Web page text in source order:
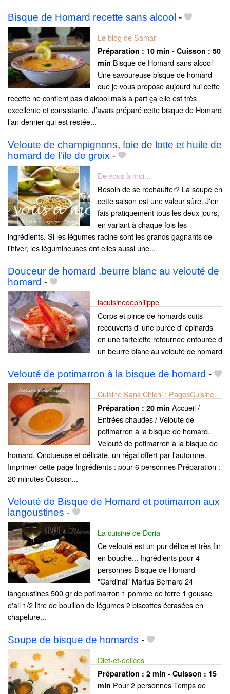
Bisque de Homard recette sans alcool -
Le blog de Samar
Préparation : 10 min - Cuisson : 50
min Bisque de Homard sans alcool
Une savoureuse bisque de homard
que je vous propose aujourd’hui cette
recette ne contient pas d’alcool mais à part ça elle est très
excellente et consistante. J’avais préparé cette bisque de Homard
l’an dernier qui est restée...
Veloute de champignons, foie de lotte et huile de
homard de l'ile de groix -
De vous à moi...
Besoin de se réchauffer? La soupe en
cette saison est une valeur sûre. J'en
fais pratiquement tous les deux jours,
en variant à chaque fois les
ingrédients. Si les légumes racine sont les grands gagnants de
l'hiver, les légumineuses ont elles aussi une...
Douceur de homard ,beurre blanc au velouté de
homard -
lacuisinedephilippe
Corps et pince de homards cuits
recouverts d' une purée d' épinards
en une tartelette retournée entourée d
un beurre blanc au velouté de homard
Velouté de potimarron à la bisque de homard -
Cuisine Sans Chichi : PagesCuisine
Préparation : 20 min Accueil /
Entrées chaudes / Velouté de
potimarron à la bisque de homard.
Velouté de potimarron à la bisque de
homard. Onctueuse et délicate, un régal offert par l'automne.
Imprimer cette page Ingrédients : pour 6 personnes Préparation :
20 minutes Cuisson...
Velouté de Bisque de Homard et potimarron aux
langoustines -
La cuisine de Doria
Ce velouté est un pur délice et très fin
en bouche... Ingrédients pour 4
personnes Bisque de Homard
"Cardinal" Marius Bernard 24
langoustines 500 gr de potimarron 1 pomme de terre 1 gousse
d'ail 1/2 litre de bouillon de légumes 2 biscottes écrasées en
chapelure...
Soupe de bisque de homards -
Diet-et-delices
Préparation : 2 min - Cuisson : 15
min Pour 2 personnes Temps de